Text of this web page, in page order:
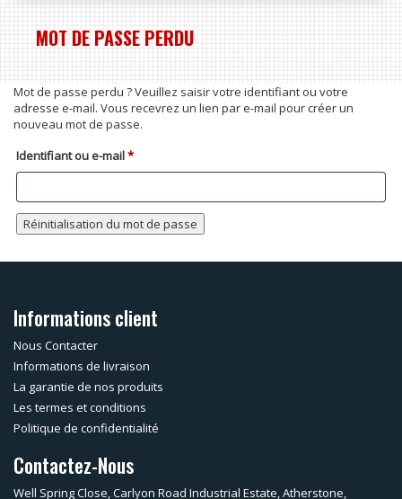
MOT DE PASSE PERDU
Mot de passe perdu ? Veuillez saisir votre identifiant ou votre
adresse e-mail. Vous recevrez un lien par e-mail pour créer un
nouveau mot de passe.
Identifiant ou e-mail*Obligatoire
Réinitialisation du mot de passe
Informations client
Nous Contacter
Informations de livraison
La garantie de nos produits
Les termes et conditions
Politique de confidentialité
Contactez-Nous
Well Spring Close, Carlyon Road Industrial Estate, Atherstone,